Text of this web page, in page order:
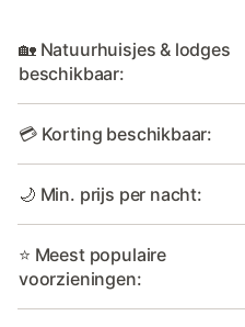
🏡 Natuurhuisjes & lodges
beschikbaar:
💳 Korting beschikbaar:
🌙 Min. prijs per nacht:
⭐ Meest populaire
voorzieningen: